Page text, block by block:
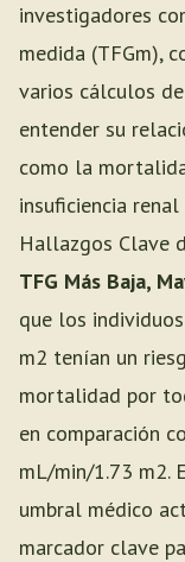
investigadores
medida (TFGm),
varios cálculos
entender su
como la
insuficiencia
Hallazgos Clave
TFG Más Baja,
que los
m2 tenían un
mortalidad por
en comparación
mL/min/1.73 m2.
umbral médico
marcador clave